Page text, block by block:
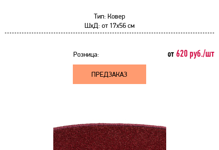
Тип: Ковер
ШхД: от 17x56 см
Розница: от 620 руб./шт
ПРЕДЗАКАЗ